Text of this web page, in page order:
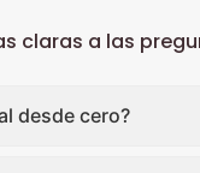
claras a las
desde cero?